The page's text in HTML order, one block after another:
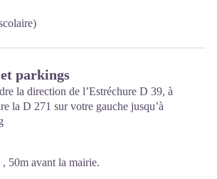
parkings
la direction de l’Estréchure D 39, à
la D 271 sur votre gauche jusqu’à
50m avant la mairie.